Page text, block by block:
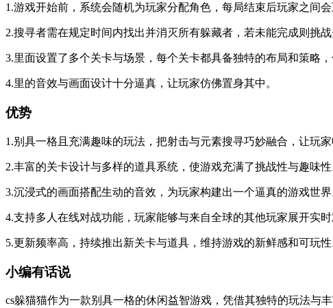
1.游戏开始前，系统会随机为玩家分配角色，每局结束后玩家之间
2.搜寻者需在规定时间内找出并消灭所有躲藏者，若未能完成则挑
3.里面设置了多个关卡与场景，每个关卡都具备独特的布局和策略
4.里的音效与画面设计十分逼真，让玩家仿佛置身其中。
优势
1.别具一格且充满趣味的玩法，把射击与元素搜寻巧妙融合，让玩家
2.丰富的关卡设计与多样的道具系统，使游戏充满了挑战性与趣味性
3.沉浸式的画面搭配生动的音效，为玩家构建出一个逼真的游戏世界
4.支持多人在线对战功能，玩家能够与来自全球的其他玩家展开实
5.更新频率高，持续推出新关卡与道具，维持游戏的新鲜感和可玩性
小编有话说
cs躲猫猫作为一款别具一格的休闲益智游戏，凭借其独特的玩法与